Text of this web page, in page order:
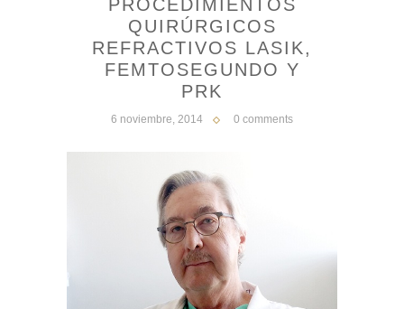
PROCEDIMIENTOS
QUIRÚRGICOS
REFRACTIVOS LASIK,
FEMTOSEGUNDO Y
PRK
6 noviembre, 2014 0 comments